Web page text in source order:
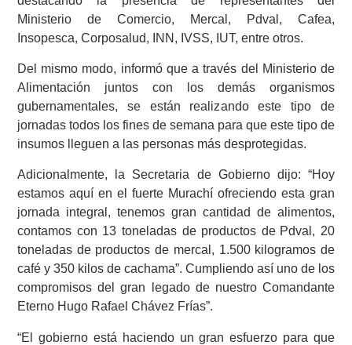
Ministerio de Comercio, Mercal, Pdval, Cafea,
Insopesca, Corposalud, INN, IVSS, IUT, entre otros.
Del mismo modo, informó que a través del Ministerio de
Alimentación juntos con los demás organismos
gubernamentales, se están realizando este tipo de
jornadas todos los fines de semana para que este tipo de
insumos lleguen a las personas más desprotegidas.
Adicionalmente, la Secretaria de Gobierno dijo: “Hoy
estamos aquí en el fuerte Murachí ofreciendo esta gran
jornada integral, tenemos gran cantidad de alimentos,
contamos con 13 toneladas de productos de Pdval, 20
toneladas de productos de mercal, 1.500 kilogramos de
café y 350 kilos de cachama”. Cumpliendo así uno de los
compromisos del gran legado de nuestro Comandante
Eterno Hugo Rafael Chávez Frías”.
“El gobierno está haciendo un gran esfuerzo para que